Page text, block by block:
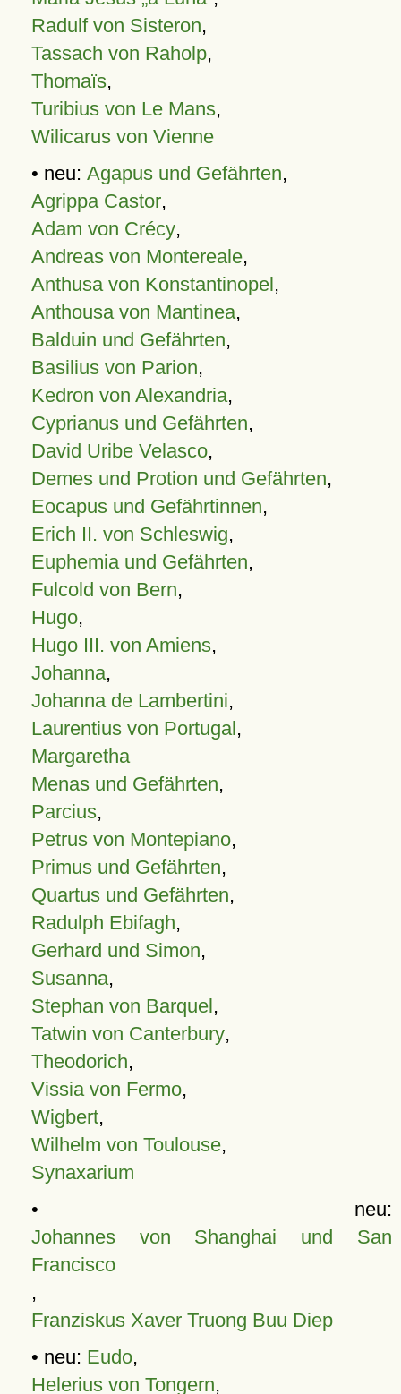
Radulf von Sisteron,
Tassach von Raholp,
Thomaïs,
Turibius von Le Mans,
Wilicarus von Vienne
• neu: Agapus und Gefährten,
Agrippa Castor,
Adam von Crécy,
Andreas von Montereale,
Anthusa von Konstantinopel,
Anthousa von Mantinea,
Balduin und Gefährten,
Basilius von Parion,
Kedron von Alexandria,
Cyprianus und Gefährten,
David Uribe Velasco,
Demes und Protion und Gefährten,
Eocapus und Gefährtinnen,
Erich II. von Schleswig,
Euphemia und Gefährten,
Fulcold von Bern,
Hugo,
Hugo III. von Amiens,
Johanna,
Johanna de Lambertini,
Laurentius von Portugal,
Margaretha
Menas und Gefährten,
Parcius,
Petrus von Montepiano,
Primus und Gefährten,
Quartus und Gefährten,
Radulph Ebifagh,
Gerhard und Simon,
Susanna,
Stephan von Barquel,
Tatwin von Canterbury,
Theodorich,
Vissia von Fermo,
Wigbert,
Wilhelm von Toulouse,
Synaxarium
• neu:
Johannes von Shanghai und San
Francisco
,
Franziskus Xaver Truong Buu Diep
• neu: Eudo,
Helerius von Tongern,